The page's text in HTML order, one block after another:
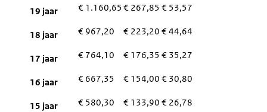
19 jaar € 1.160,65€ 267,85 € 53,57
18 jaar € 967,20 € 223,20 € 44,64
17 jaar € 764,10 € 176,35 € 35,27
16 jaar € 667,35 € 154,00 € 30,80
15 jaar € 580,30 € 133,90 € 26,78